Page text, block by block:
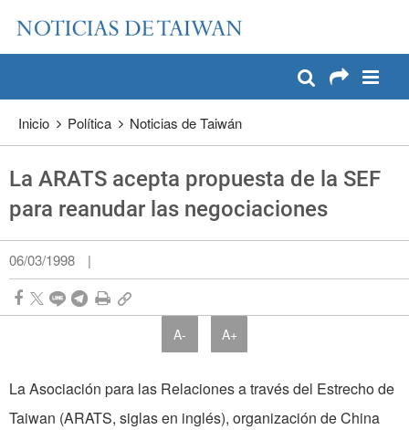
Pase a contenido principal
Inicio Política Noticias de Taiwán
La ARATS acepta propuesta de la SEF
para reanudar las negociaciones
06/03/1998 |
A- A+
La Asociación para las Relaciones a través del Estrecho de
Taiwan (ARATS, siglas en inglés), organización de China